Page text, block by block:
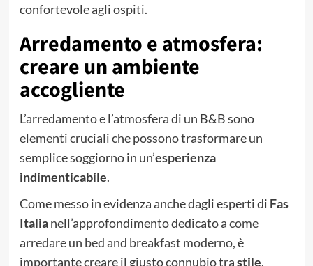
confortevole agli ospiti.
Arredamento e atmosfera:
creare un ambiente
accogliente
L’arredamento e l’atmosfera di un B&B sono
elementi cruciali che possono trasformare un
semplice soggiorno in un’esperienza
indimenticabile.
Come messo in evidenza anche dagli esperti di Fas
Italianell’approfondimento dedicato acome
arredare un bed and breakfast moderno, è
importante creare il giusto connubio trastile,